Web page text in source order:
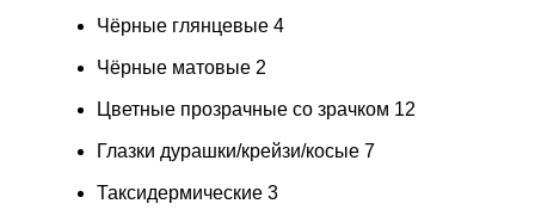
Чёрные глянцевые 4
Чёрные матовые 2
Цветные прозрачные со зрачком 12
Глазки дурашки/крейзи/косые 7
Таксидермические 3